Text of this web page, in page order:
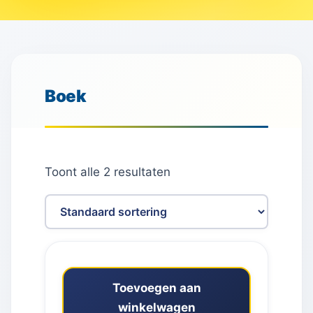
Boek
Toont alle 2 resultaten
Toevoegen aan
winkelwagen